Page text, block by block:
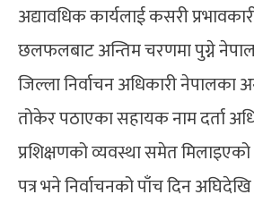
अद्यावधिक कार्यलाई कसरी
छलफलबाट अन्तिम चरणमा पुग्ने
जिल्ला निर्वाचन अधिकारी नेपालका
तोकेर पठाएका सहायक नाम दर्ता
प्रशिक्षणको व्यवस्था समेत मिलाइएको
पत्र भने निर्वाचनको पाँच दिन